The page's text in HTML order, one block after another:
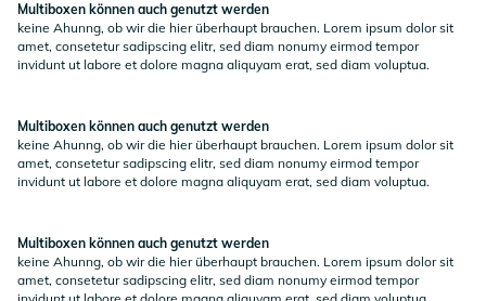
Multiboxen können auch genutzt werden
keine Ahunng, ob wir die hier überhaupt brauchen. Lorem ipsum dolor sit
amet, consetetur sadipscing elitr, sed diam nonumy eirmod tempor
invidunt ut labore et dolore magna aliquyam erat, sed diam voluptua.
Multiboxen können auch genutzt werden
keine Ahunng, ob wir die hier überhaupt brauchen. Lorem ipsum dolor sit
amet, consetetur sadipscing elitr, sed diam nonumy eirmod tempor
invidunt ut labore et dolore magna aliquyam erat, sed diam voluptua.
Multiboxen können auch genutzt werden
keine Ahunng, ob wir die hier überhaupt brauchen. Lorem ipsum dolor sit
amet, consetetur sadipscing elitr, sed diam nonumy eirmod tempor